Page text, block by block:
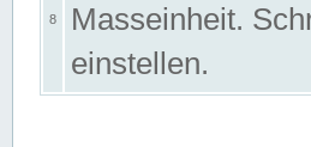
8
Masseinheit.
einstellen.